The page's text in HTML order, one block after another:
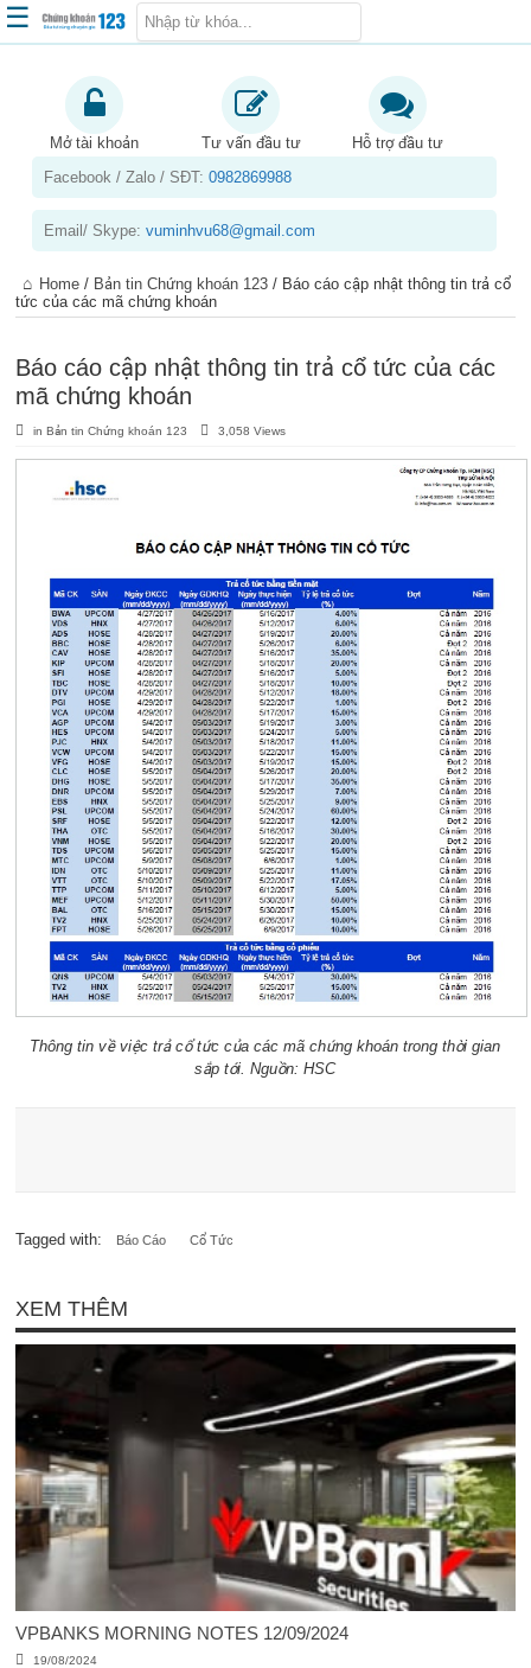
Trang chủ
Kiến thức chứng khoán
Kinh nghiệm đầu tư
Sản phẩm – dịch vụ
Chứng khoán phái sinh
☰
Mở tài khoản Tư vấn đầu tư
Hỗ trợ đầu tư
Facebook / Zalo / SĐT:0982869988
Email/ Skype:vuminhvu68@gmail.com
Home / Bản tin Chứng khoán 123 / Báo cáo cập nhật thông tin trả cổ
tức của các mã chứng khoán
Báo cáo cập nhật thông tin trả cổ tức của các
mã chứng khoán
inBản tin Chứng khoán 123 3,058 Views
Thông tin về việc trả cổ tức của các mã chứng khoán trong thời gian
sắp tới. Nguồn: HSC
Tagged with: Báo Cáo Cổ Tức
XEM THÊM
VPBANKS MORNING NOTES 12/09/2024
19/08/2024